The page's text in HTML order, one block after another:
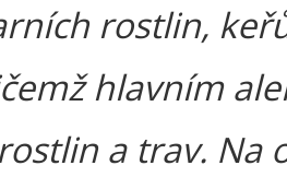
rostlin,
hlavním
a trav. Na